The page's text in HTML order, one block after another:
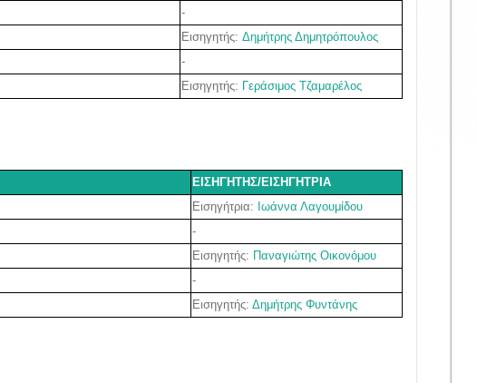
-
Εισηγητής: Δημήτρης Δημητρόπουλος
-
Εισηγητής: Γεράσιμος Τζαμαρέλος
ΕΙΣΗΓΗΤΗΣ/ΕΙΣΗΓΗΤΡΙΑ
Εισηγήτρια: Ιωάννα Λαγουμίδου
-
Εισηγητής: Παναγιώτης Οικονόμου
-
Εισηγητής: Δημήτρης Φυντάνης